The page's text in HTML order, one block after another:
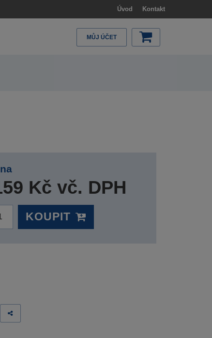
Úvod Kontakt
MŮJ ÚČET
Kč vč. DPH
KOUPIT